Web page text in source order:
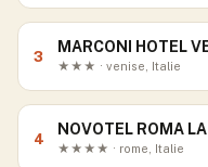
3
MARCONI HOTEL
★★★ · venise, Italie
4
NOVOTEL ROMA
★★★★ · rome, Italie